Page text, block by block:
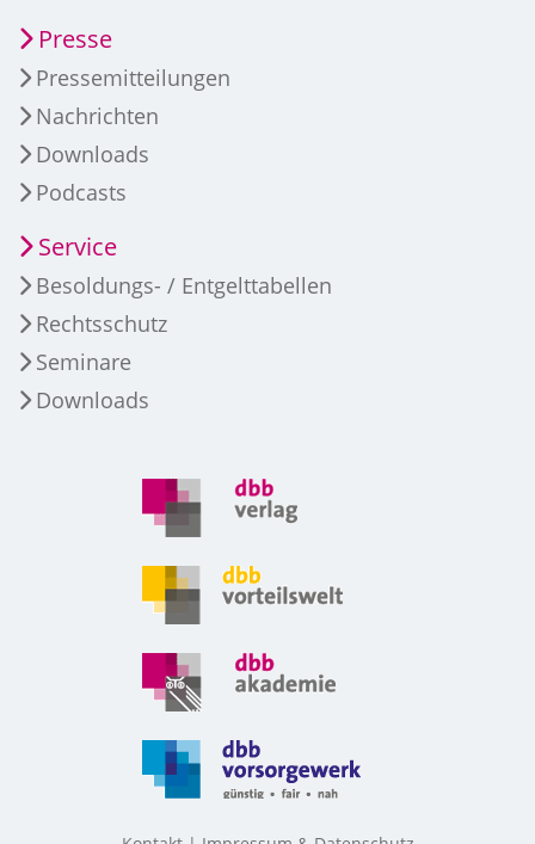
Presse
Pressemitteilungen
Nachrichten
Downloads
Podcasts
Service
Besoldungs- / Entgelttabellen
Rechtsschutz
Seminare
Downloads